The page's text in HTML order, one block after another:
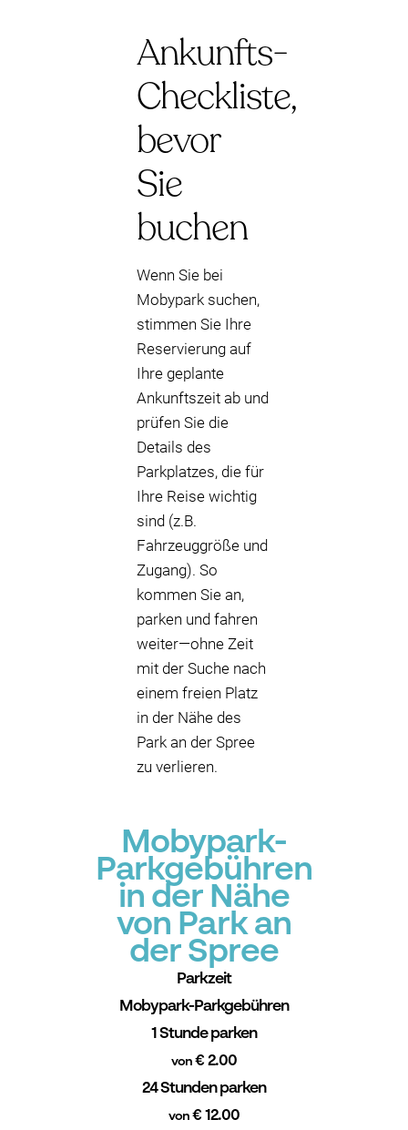
Ankunfts-
Checkliste,
bevor
Sie
buchen
Wenn Sie bei
Mobypark suchen,
stimmen Sie Ihre
Reservierung auf
Ihre geplante
Ankunftszeit ab und
prüfen Sie die
Details des
Parkplatzes, die für
Ihre Reise wichtig
sind (z.B.
Fahrzeuggröße und
Zugang). So
kommen Sie an,
parken und fahren
weiter—ohne Zeit
mit der Suche nach
einem freien Platz
in der Nähe des
Park an der Spree
zu verlieren.
Mobypark-
Parkgebühren
in der Nähe
von Park an
der Spree
Parkzeit
Mobypark-Parkgebühren
1 Stunde parken
von € 2.00
24 Stunden parken
von € 12.00